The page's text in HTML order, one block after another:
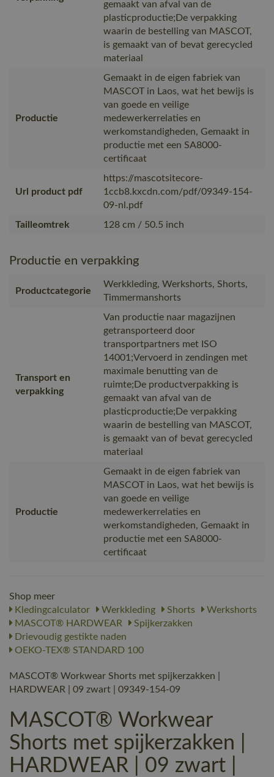
gemaakt van afval van de
plasticproductie;De verpakking
waarin de bestelling van MASCOT,
is gemaakt van of bevat gerecycled
materiaal
Productie
Gemaakt in de eigen fabriek van
MASCOT in Laos, wat het bewijs is
van goede en veilige
medewerkerrelaties en
werkomstandigheden, Gemaakt in
productie met een SA8000-
certificaat
Url product pdf
https://mascotsitecore-
1ccb8.kxcdn.com/pdf/09349-154-
09-nl.pdf
Tailleomtrek
128 cm / 50.5 inch
Productie en verpakking
Productcategorie
Werkkleding, Werkshorts, Shorts,
Timmermanshorts
Transport en
verpakking
Van productie naar magazijnen
getransporteerd door
transportpartners met ISO
14001;Vervoerd in zendingen met
maximale benutting van de
ruimte;De productverpakking is
gemaakt van afval van de
plasticproductie;De verpakking
waarin de bestelling van MASCOT,
is gemaakt van of bevat gerecycled
materiaal
Productie
Gemaakt in de eigen fabriek van
MASCOT in Laos, wat het bewijs is
van goede en veilige
medewerkerrelaties en
werkomstandigheden, Gemaakt in
productie met een SA8000-
certificaat
Shop meer
Kledingcalculator
Werkkleding Shorts
Werkshorts
MASCOT® HARDWEAR
Spijkerzakken
Drievoudig gestikte naden
OEKO-TEX® STANDARD 100
MASCOT® Workwear Shorts met spijkerzakken |
HARDWEAR | 09 zwart | 09349-154-09
MASCOT® Workwear
Shorts met spijkerzakken |
HARDWEAR | 09 zwart |